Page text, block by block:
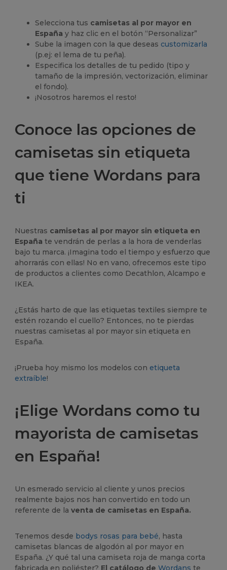
Selecciona tus camisetas al por mayor en
España y haz clic en el botón “Personalizar”
Sube la imagen con la que deseas customizarla
(p.ej: el lema de tu peña).
Especifica los detalles de tu pedido (tipo y
tamaño de la impresión, vectorización, eliminar
el fondo).
¡Nosotros haremos el resto!
Conoce las opciones de
camisetas sin etiqueta
que tiene Wordans para
ti
Nuestras camisetas al por mayor sin etiqueta en
España te vendrán de perlas a la hora de venderlas
bajo tu marca. ¡Imagina todo el tiempo y esfuerzo que
ahorrarás con ellas! No en vano, ofrecemos este tipo
de productos a clientes como Decathlon, Alcampo e
IKEA.
¿Estás harto de que las etiquetas textiles siempre te
estén rozando el cuello? Entonces, no te pierdas
nuestras camisetas al por mayor sin etiqueta en
España.
¡Prueba hoy mismo los modelos con etiqueta
extraíble!
¡Elige Wordans como tu
mayorista de camisetas
en España!
Un esmerado servicio al cliente y unos precios
realmente bajos nos han convertido en todo un
referente de laventa de camisetas en España.
Tenemos desde bodys rosas para bebé, hasta
camisetas blancas de algodón al por mayor en
España. ¿Y qué tal una camiseta roja de manga corta
fabricada en poliéster? El catálogo de Wordans te